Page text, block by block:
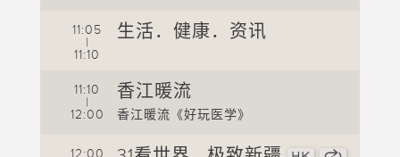
11:05
|
11:10
生活．健康．资讯
11:10
|
12:00
香江暖流
香江暖流《好玩医学》